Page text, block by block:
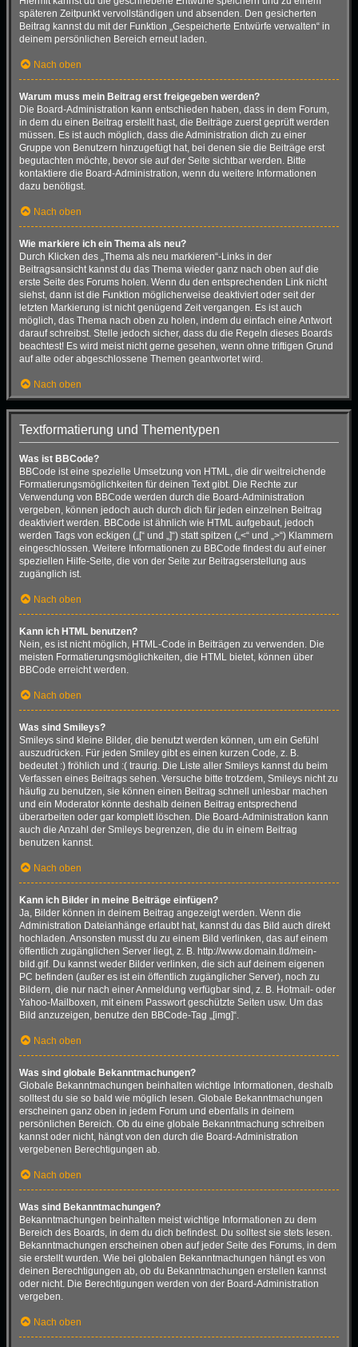
späteren Zeitpunkt vervollständigen und absenden. Den gesicherten
Beitrag kannst du mit der Funktion „Gespeicherte Entwürfe verwalten“ in
deinem persönlichen Bereich erneut laden.
Nach oben
Warum muss mein Beitrag erst freigegeben werden?
Die Board-Administration kann entschieden haben, dass in dem Forum,
in dem du einen Beitrag erstellt hast, die Beiträge zuerst geprüft werden
müssen. Es ist auch möglich, dass die Administration dich zu einer
Gruppe von Benutzern hinzugefügt hat, bei denen sie die Beiträge erst
begutachten möchte, bevor sie auf der Seite sichtbar werden. Bitte
kontaktiere die Board-Administration, wenn du weitere Informationen
dazu benötigst.
Nach oben
Wie markiere ich ein Thema als neu?
Durch Klicken des „Thema als neu markieren“-Links in der
Beitragsansicht kannst du das Thema wieder ganz nach oben auf die
erste Seite des Forums holen. Wenn du den entsprechenden Link nicht
siehst, dann ist die Funktion möglicherweise deaktiviert oder seit der
letzten Markierung ist nicht genügend Zeit vergangen. Es ist auch
möglich, das Thema nach oben zu holen, indem du einfach eine Antwort
darauf schreibst. Stelle jedoch sicher, dass du die Regeln dieses Boards
beachtest! Es wird meist nicht gerne gesehen, wenn ohne triftigen Grund
auf alte oder abgeschlossene Themen geantwortet wird.
Nach oben
Textformatierung und Thementypen
Was ist BBCode?
BBCode ist eine spezielle Umsetzung von HTML, die dir weitreichende
Formatierungsmöglichkeiten für deinen Text gibt. Die Rechte zur
Verwendung von BBCode werden durch die Board-Administration
vergeben, können jedoch auch durch dich für jeden einzelnen Beitrag
deaktiviert werden. BBCode ist ähnlich wie HTML aufgebaut, jedoch
werden Tags von eckigen („[“ und „]“) statt spitzen („<“ und „>“) Klammern
eingeschlossen. Weitere Informationen zu BBCode findest du auf einer
speziellen Hilfe-Seite, die von der Seite zur Beitragserstellung aus
zugänglich ist.
Nach oben
Kann ich HTML benutzen?
Nein, es ist nicht möglich, HTML-Code in Beiträgen zu verwenden. Die
meisten Formatierungsmöglichkeiten, die HTML bietet, können über
BBCode erreicht werden.
Nach oben
Was sind Smileys?
Smileys sind kleine Bilder, die benutzt werden können, um ein Gefühl
auszudrücken. Für jeden Smiley gibt es einen kurzen Code, z. B.
bedeutet :) fröhlich und :( traurig. Die Liste aller Smileys kannst du beim
Verfassen eines Beitrags sehen. Versuche bitte trotzdem, Smileys nicht zu
häufig zu benutzen, sie können einen Beitrag schnell unlesbar machen
und ein Moderator könnte deshalb deinen Beitrag entsprechend
überarbeiten oder gar komplett löschen. Die Board-Administration kann
auch die Anzahl der Smileys begrenzen, die du in einem Beitrag
benutzen kannst.
Nach oben
Kann ich Bilder in meine Beiträge einfügen?
Ja, Bilder können in deinem Beitrag angezeigt werden. Wenn die
Administration Dateianhänge erlaubt hat, kannst du das Bild auch direkt
hochladen. Ansonsten musst du zu einem Bild verlinken, das auf einem
öffentlich zugänglichen Server liegt, z. B. http://www.domain.tld/mein-
bild.gif. Du kannst weder Bilder verlinken, die sich auf deinem eigenen
PC befinden (außer es ist ein öffentlich zugänglicher Server), noch zu
Bildern, die nur nach einer Anmeldung verfügbar sind, z. B. Hotmail- oder
Yahoo-Mailboxen, mit einem Passwort geschützte Seiten usw. Um das
Bild anzuzeigen, benutze den BBCode-Tag „[img]“.
Nach oben
Was sind globale Bekanntmachungen?
Globale Bekanntmachungen beinhalten wichtige Informationen, deshalb
solltest du sie so bald wie möglich lesen. Globale Bekanntmachungen
erscheinen ganz oben in jedem Forum und ebenfalls in deinem
persönlichen Bereich. Ob du eine globale Bekanntmachung schreiben
kannst oder nicht, hängt von den durch die Board-Administration
vergebenen Berechtigungen ab.
Nach oben
Was sind Bekanntmachungen?
Bekanntmachungen beinhalten meist wichtige Informationen zu dem
Bereich des Boards, in dem du dich befindest. Du solltest sie stets lesen.
Bekanntmachungen erscheinen oben auf jeder Seite des Forums, in dem
sie erstellt wurden. Wie bei globalen Bekanntmachungen hängt es von
deinen Berechtigungen ab, ob du Bekanntmachungen erstellen kannst
oder nicht. Die Berechtigungen werden von der Board-Administration
vergeben.
Nach oben